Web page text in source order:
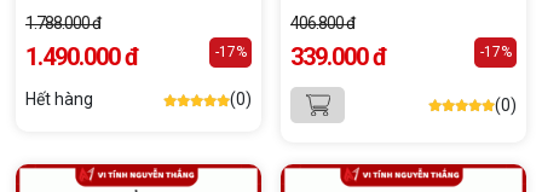
1.788.000 đ
1.490.000 đ -17%
Hết hàng (0)
406.800 đ
339.000 đ -17%
(0)